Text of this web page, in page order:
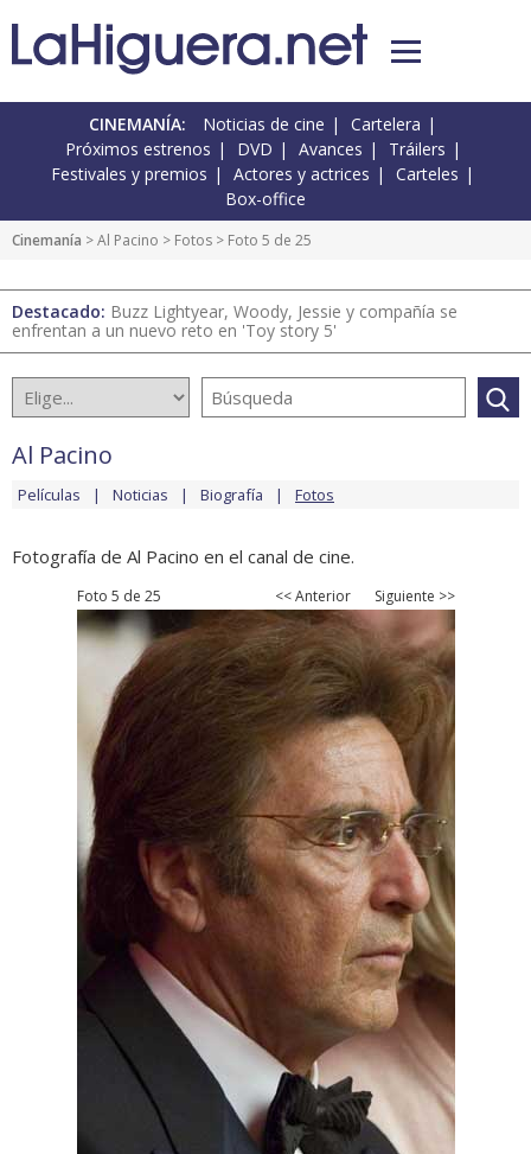
CINEMANÍA: Noticias de cine
Cartelera
Próximos estrenos
DVD Avances
Tráilers
Festivales y premios
Actores y actrices
Carteles
Box-office
Cinemanía >Al Pacino > Fotos > Foto 5 de 25
Destacado: Buzz Lightyear, Woody, Jessie y compañía se
enfrentan a un nuevo reto en 'Toy story 5'
Al Pacino
Películas Noticias Biografía Fotos
Fotografía de Al Pacino en el canal de cine.
Foto 5 de 25 << Anterior Siguiente >>